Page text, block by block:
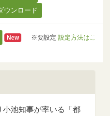
ウンロード
New ※要設定 設定方法はこ
池知事が率いる「都